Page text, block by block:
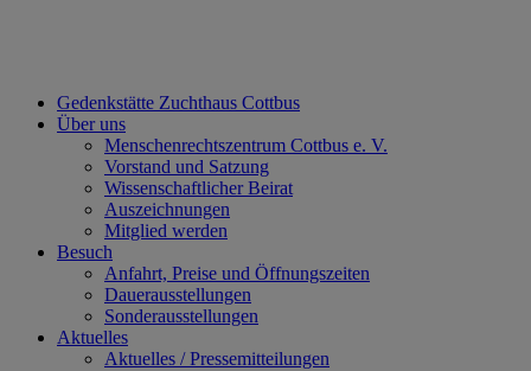
Gedenkstätte Zuchthaus Cottbus
Über uns
Menschenrechtszentrum Cottbus e. V.
Vorstand und Satzung
Wissenschaftlicher Beirat
Auszeichnungen
Mitglied werden
Besuch
Anfahrt, Preise und Öffnungszeiten
Dauerausstellungen
Sonderausstellungen
Aktuelles
Aktuelles / Pressemitteilungen